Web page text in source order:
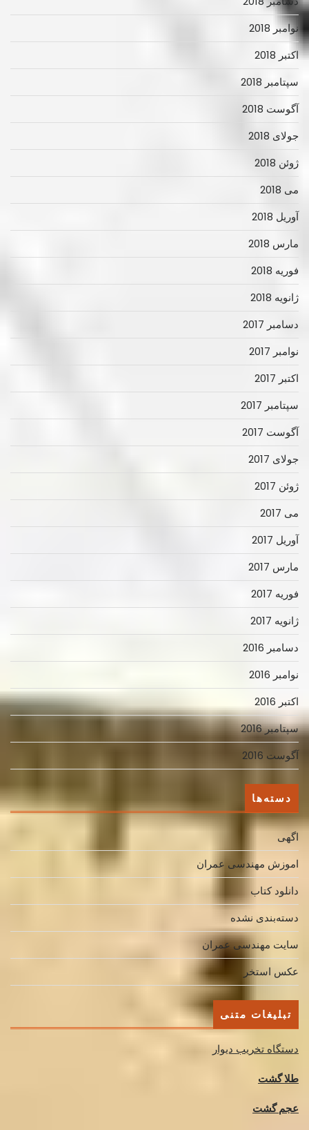
نوامبر 2018
اکتبر 2018
سپتامبر 2018
آگوست 2018
جولای 2018
ژوئن 2018
می 2018
آوریل 2018
مارس 2018
فوریه 2018
ژانویه 2018
دسامبر 2017
نوامبر 2017
اکتبر 2017
سپتامبر 2017
آگوست 2017
جولای 2017
ژوئن 2017
می 2017
آوریل 2017
مارس 2017
فوریه 2017
ژانویه 2017
دسامبر 2016
نوامبر 2016
اکتبر 2016
سپتامبر 2016
آگوست 2016
دسته‌ها
اگهی
اموزش مهندسی عمران
دانلود کتاب
دسته‌بندی نشده
سایت مهندسی عمران
عکس استخر
تبلیغات متنی
دستگاه تخریب دیوار
طلا گشت
عجم گشت